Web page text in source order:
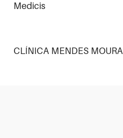
Medicis
CLÍNICA MENDES MOURA